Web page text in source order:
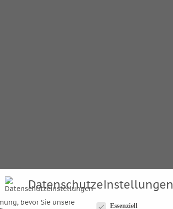
Datenschutzeinstellungen
bevor Sie unsere
Essenziell